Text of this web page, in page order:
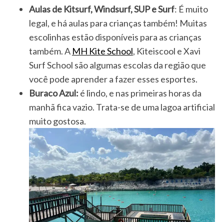
Aulas de Kitsurf, Windsurf, SUP e Surf: É muito
legal, e há aulas para crianças também! Muitas
escolinhas estão disponíveis para as crianças
também. A MH Kite School, Kiteiscool e Xavi
Surf School são algumas escolas da região que
você pode aprender a fazer esses esportes.
Buraco Azul: é lindo, e nas primeiras horas da
manhã fica vazio. Trata-se de uma lagoa artificial
muito gostosa.